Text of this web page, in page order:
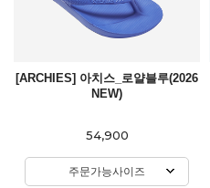
[ARCHIES] 아치스_로얄블루(2026
NEW)
54,900
주문가능사이즈